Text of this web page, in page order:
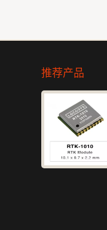
推荐产品
独
包
电